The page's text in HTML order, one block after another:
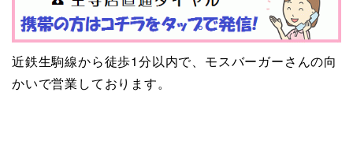
近鉄生駒線から徒歩1分以内で、モスバーガーさんの向
かいで営業しております。